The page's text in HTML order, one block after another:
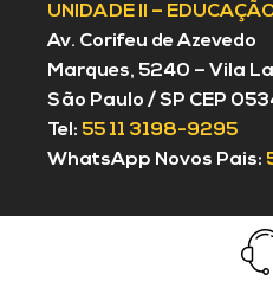
UNIDADE II –
Av. Corifeu de Azevedo
Marques, 5240 – Vila
São Paulo / SP CEP
Tel: 55 11 3198-9295
WhatsApp Novos Pais: